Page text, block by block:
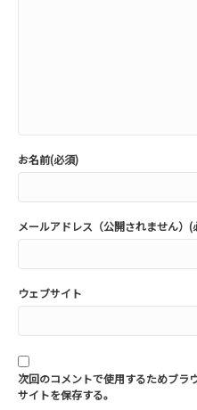
お名前(必須)
メールアドレス（公開されません）(
ウェブサイト
次回のコメントで使用するためブラ
サイトを保存する。